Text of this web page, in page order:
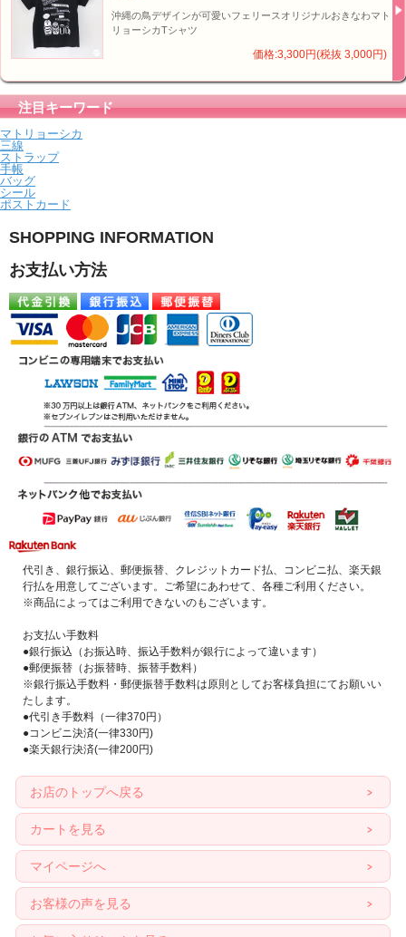
沖縄の鳥デザインが可愛いフェリースオリジナルおきなわマト
リョーシカTシャツ
価格:3,300円(税抜 3,000円)
注目キーワード
マトリョーシカ
三線
ストラップ
手帳
バッグ
シール
ポストカード
SHOPPING INFORMATION
お支払い方法
代引き、銀行振込、郵便振替、クレジットカード払、コンビニ払、楽天銀
行払を用意してございます。ご希望にあわせて、各種ご利用ください。
※商品によってはご利用できないのもございます。
お支払い手数料
●銀行振込（お振込時、振込手数料が銀行によって違います）
●郵便振替（お振替時、振替手数料）
※銀行振込手数料・郵便振替手数料は原則としてお客様負担にてお願いい
たします。
●代引き手数料（一律370円）
●コンビニ決済(一律330円)
●楽天銀行決済(一律200円)
お店のトップへ戻る
カートを見る
マイページへ
お客様の声を見る